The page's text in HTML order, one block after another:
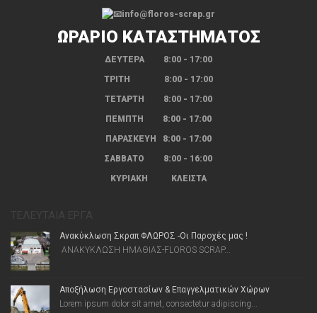
info@floros-scrap.gr
ΩΡΑΡΙΟ ΚΑΤΑΣΤΗΜΑΤΟΣ
ΔΕΥΤΕΡΑ 8:00 - 17:00
ΤΡΙΤΗ 8:00 - 17:00
ΤΕΤΑΡΤΗ 8:00 - 17:00
ΠΕΜΠΤΗ 8:00 - 17:00
ΠΑΡΑΣΚΕΥΗ 8:00 - 17:00
ΣΑΒΒΑΤΟ 8:00 - 16:00
ΚΥΡΙΑΚΗ ΚΛΕΙΣΤΑ
Ανακύκλωση Σκραπ ΦΛΩΡΟΣ -Οι Παροχές μας !
ΑΝΑΚΥΚΛΩΣΗ ΗΜΑΘΙΑΣ-FLOROS SCRAP...
Αποξήλωση Εργοστασίων & Επαγγελματικών Χώρων
Lorem ipsum dolor sit amet, consectetur adipiscing...